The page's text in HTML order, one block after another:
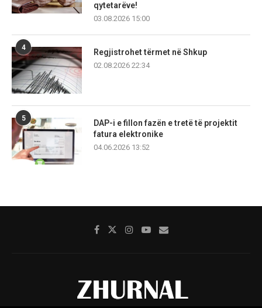
qytetarëve!
03.08.2026 15:00
4
Regjistrohet tërmet në Shkup
02.08.2026 22:34
5
DAP-i e fillon fazën e tretë të projektit
fatura elektronike
04.06.2026 13:52